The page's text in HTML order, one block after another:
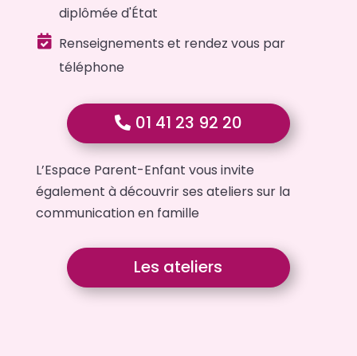
diplômée d'État
 Renseignements et rendez vous par
téléphone
01 41 23 92 20
L’Espace Parent-Enfant vous invite
également à découvrir ses ateliers sur la
communication en famille
Les ateliers